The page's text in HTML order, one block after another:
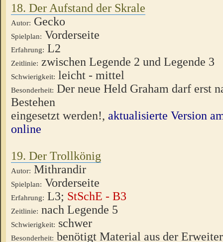
18. Der Aufstand der Skrale
Autor: Gecko
Spielplan: Vorderseite
Erfahrung: L2
Zeitlinie: zwischen Legende 2 und Legende 3
Schwierigkeit: leicht - mittel
Besonderheit: Der neue Held Graham darf erst
Bestehen
eingesetzt werden!, aktualisierte Version
online
19. Der Trollkönig
Autor: Mithrandir
Spielplan: Vorderseite
Erfahrung: L3; StSchE - B3
Zeitlinie: nach Legende 5
Schwierigkeit: schwer
Besonderheit: benötigt Material aus der